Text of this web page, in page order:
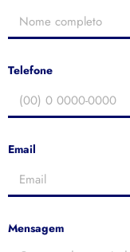
Telefone
Email
Mensagem